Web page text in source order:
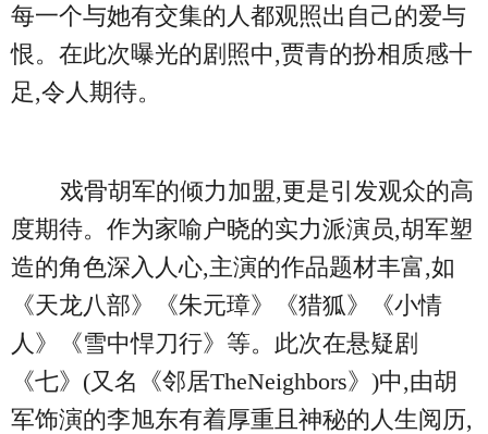
每一个与她有交集的人都观照出自己的爱与
恨。在此次曝光的剧照中,贾青的扮相质感十
足,令人期待。
戏骨胡军的倾力加盟,更是引发观众的高
度期待。作为家喻户晓的实力派演员,胡军塑
造的角色深入人心,主演的作品题材丰富,如
《天龙八部》《朱元璋》《猎狐》《小情
人》《雪中悍刀行》等。此次在悬疑剧
《七》(又名《邻居TheNeighbors》)中,由胡
军饰演的李旭东有着厚重且神秘的人生阅历,